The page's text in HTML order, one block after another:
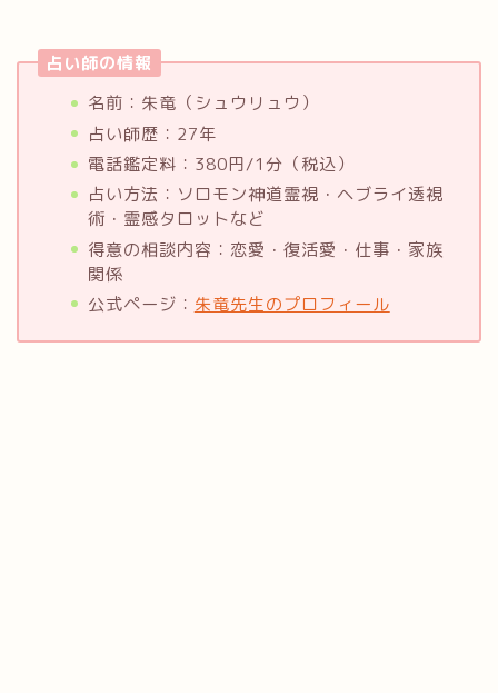
占い師の情報
名前：朱竜（シュウリュウ）
占い師歴：27年
電話鑑定料：380円/1分（税込）
占い方法：ソロモン神道霊視・ヘブライ透視
術・霊感タロットなど
得意の相談内容：恋愛・復活愛・仕事・家族
関係
公式ページ： 朱竜先生のプロフィール